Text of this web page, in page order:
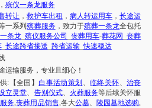
殡仪一条龙服务
转让 ，救护车出租 ， 病人转运用车 ，长途运
一系列殡葬服务，致力于殡葬一条龙全包托
条龙_ 殡仪服务公司 _丧葬用车-葬花网 _丧葬
_ 长途跨省接送 跨省运输_快速稳达
运输服务，专业且细心！
:【全国】白事活动策划 、 临终关怀、 治丧
立灵堂、 告别仪式、 火葬服务等后续关怀服
务,丧葬用品销售,各大公墓、 陵园墓地选购,